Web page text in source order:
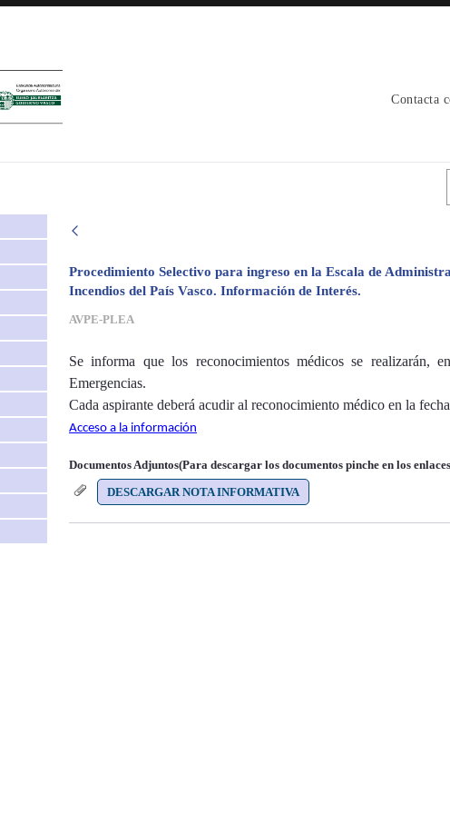
Contacta
Procedimiento Selectivo para ingreso en la Escala de
Incendios del País Vasco. Información de Interés.
AVPE-PLEA
Se informa que los reconocimientos médicos se
Emergencias.
Cada aspirante deberá acudir al reconocimiento médico en la
Acceso a la información
Documentos Adjuntos(Para descargar los documentos pinche en los
DESCARGAR NOTA INFORMATIVA